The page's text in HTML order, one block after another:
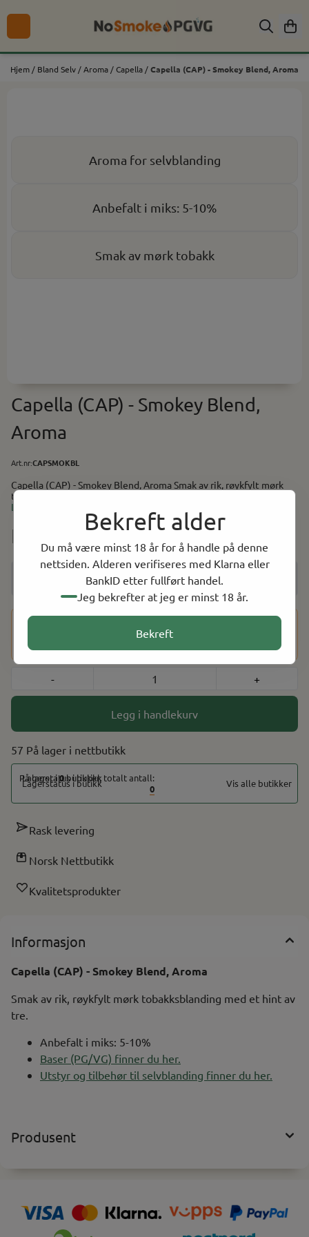
Bekreft alder
Du må være minst 18 år for å handle på denne
nettsiden. Alderen verifiseres med Klarna eller
BankID etter fullført handel.
Jeg bekrefter at jeg er minst 18 år.
Bekreft
Hopp til innhold
Hjem / Bland Selv /Aroma /Capella /Capella (CAP) - Smokey Blend, Aroma
Aroma for selvblanding
Anbefalt i miks: 5-10%
Smak av mørk tobakk
Capella (CAP) - Smokey Blend,
Aroma
Art.nr:CAPSMOKBL
Capella (CAP) - Smokey Blend, Aroma Smak av rik, røykfylt mørk
tobakksblanding med et hint av tre. Anbefalt i miks: 5-10% Baser
(PG/VG) finner du her. Utstyr og tilbehør til selvblanding finner du
Les mer
NOK 39.00
Dette produktet har en aldersbegrensning på 18 år. Etter at
du har fullført kjøpet, vil du bli bedt om å bekrefte alderen
din ved hjelp av BankID for å fullføre bestillingen.
- +
Legg i handlekurv
57 På lager
På lager i0butikker, totalt antall:
0
Vis alle butikker
Rask levering
Norsk Nettbutikk
Kvalitetsprodukter
Informasjon
Capella (CAP) - Smokey Blend, Aroma
Smak av rik, røykfylt mørk tobakksblanding med et hint av
tre.
Anbefalt i miks: 5-10%
Baser (PG/VG) finner du her.
Utstyr og tilbehør til selvblanding finner du her.
Produsent